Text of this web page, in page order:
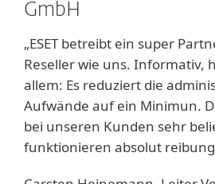
GmbH
„ESET betreibt ein super
Reseller wie uns. Informativ,
allem: Es reduziert die
Aufwände auf ein Minimun.
bei unseren Kunden sehr
funktionieren absolut